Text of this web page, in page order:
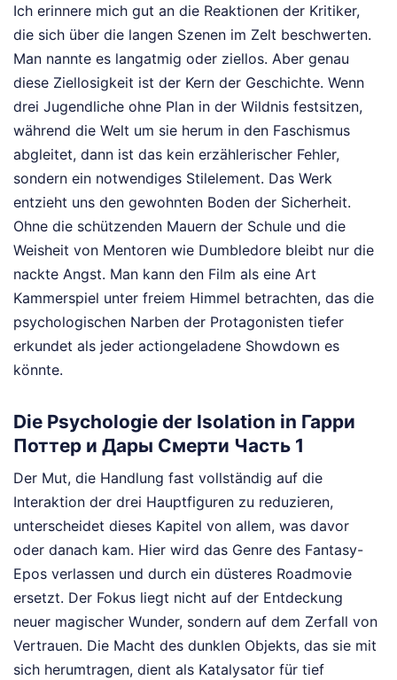
Ich erinnere mich gut an die Reaktionen der Kritiker,
die sich über die langen Szenen im Zelt beschwerten.
Man nannte es langatmig oder ziellos. Aber genau
diese Ziellosigkeit ist der Kern der Geschichte. Wenn
drei Jugendliche ohne Plan in der Wildnis festsitzen,
während die Welt um sie herum in den Faschismus
abgleitet, dann ist das kein erzählerischer Fehler,
sondern ein notwendiges Stilelement. Das Werk
entzieht uns den gewohnten Boden der Sicherheit.
Ohne die schützenden Mauern der Schule und die
Weisheit von Mentoren wie Dumbledore bleibt nur die
nackte Angst. Man kann den Film als eine Art
Kammerspiel unter freiem Himmel betrachten, das die
psychologischen Narben der Protagonisten tiefer
erkundet als jeder actiongeladene Showdown es
könnte.
Die Psychologie der Isolation in Гарри
Поттер и Дары Смерти Часть 1
Der Mut, die Handlung fast vollständig auf die
Interaktion der drei Hauptfiguren zu reduzieren,
unterscheidet dieses Kapitel von allem, was davor
oder danach kam. Hier wird das Genre des Fantasy-
Epos verlassen und durch ein düsteres Roadmovie
ersetzt. Der Fokus liegt nicht auf der Entdeckung
neuer magischer Wunder, sondern auf dem Zerfall von
Vertrauen. Die Macht des dunklen Objekts, das sie mit
sich herumtragen, dient als Katalysator für tief